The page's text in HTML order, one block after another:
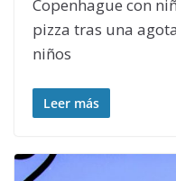
Copenhague con
pizza tras una
niños
Leer más